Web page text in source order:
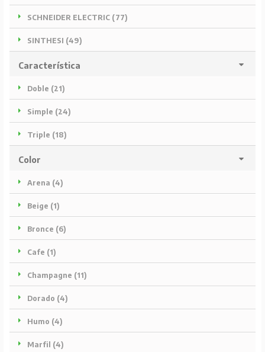
SCHNEIDER ELECTRIC (77)
SINTHESI (49)
Característica
Doble (21)
Simple (24)
Triple (18)
Color
Arena (4)
Beige (1)
Bronce (6)
Cafe (1)
Champagne (11)
Dorado (4)
Humo (4)
Marfil (4)